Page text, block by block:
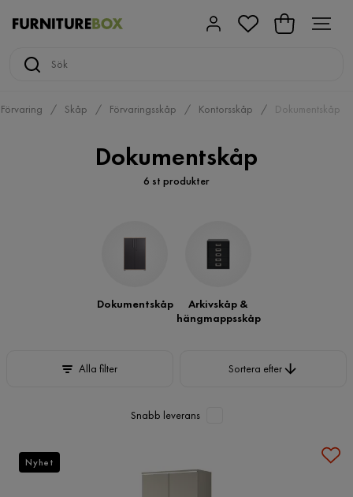
Förvaring Skåp Förvaringsskåp Kontorsskåp Dokumentskåp
Dokumentskåp
6 st produkter
Dokumentskåp
Arkivskåp &
hängmappsskåp
Alla filter Sortera efter
Snabb leverans
Nyhet